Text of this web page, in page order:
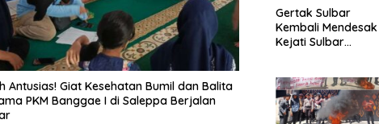
Antusias! Giat Kesehatan Bumil dan Balita
PKM Banggae I di Saleppa Berjalan
Gertak Sulbar
Kembali Mendesak
Kejati Sulbar
Majene